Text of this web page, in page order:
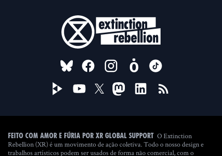
FOLLOW US ON
Feito com amor e fúria por XR Global Support O Extinction
Rebellion (XR) é um movimento de ação coletiva. Todo o nosso design e
trabalhos artísticos podem ser usados de forma não comercial, com o